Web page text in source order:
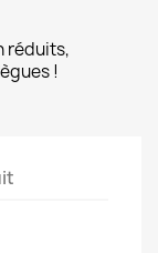
réduits,
!